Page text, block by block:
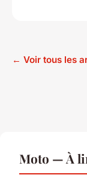
← Voir tous les
Moto — À